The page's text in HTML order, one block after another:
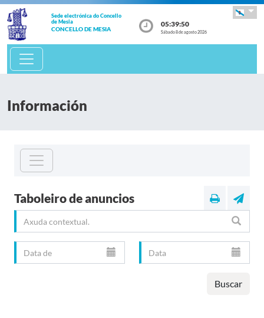
Sede electrónicado Concello
deMesia
CONCELLO DE MESIA
05:39:51
Sábado 8 de agosto 2026
Información
Taboleiro de anuncios
Buscar